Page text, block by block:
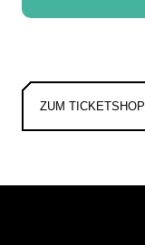
ZUM TICKETSHOP